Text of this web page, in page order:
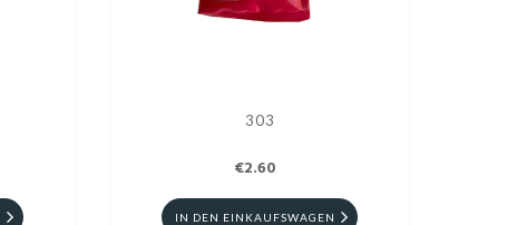
303
€2.60
IN DEN EINKAUFSWAGEN